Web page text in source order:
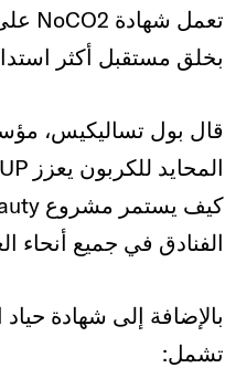
بخلق مستقبل أكثر
الفنادق في جميع أنحاء
تشمل: